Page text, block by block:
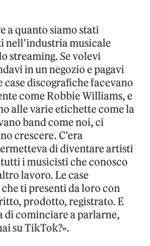
a quanto siamo stati
musicale
streaming. Se volevi
in un negozio e pagavi
case discografiche facevano
come Robbie Williams, e
alle varie etichette come la
band come noi, ci
crescere. C’era
di diventare artisti
i musicisti che conosco
lavoro. Le case
ti presenti da loro con
prodotto, registrato. E
di cominciare a parlarne,
su TikTok?».